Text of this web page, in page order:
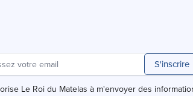
S'inscrire
Le Roi du Matelas à m'envoyer des